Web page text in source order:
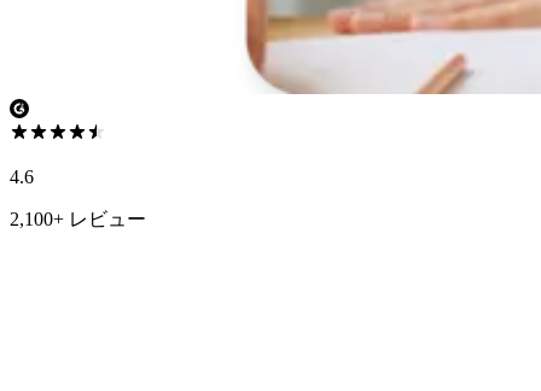
4.6
2,100+ レビュー